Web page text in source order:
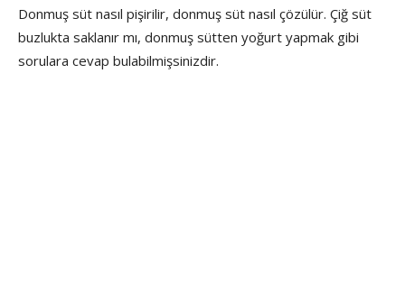
Donmuş süt nasıl pişirilir, donmuş süt nasıl çözülür. Çiğ süt
buzlukta saklanır mı, donmuş sütten yoğurt yapmak gibi
sorulara cevap bulabilmişsinizdir.